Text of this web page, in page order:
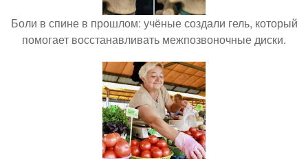
Боли в спине в прошлом: учёные создали гель, который
помогает восстанавливать межпозвоночные диски.